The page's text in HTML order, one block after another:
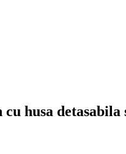
husa detasabila